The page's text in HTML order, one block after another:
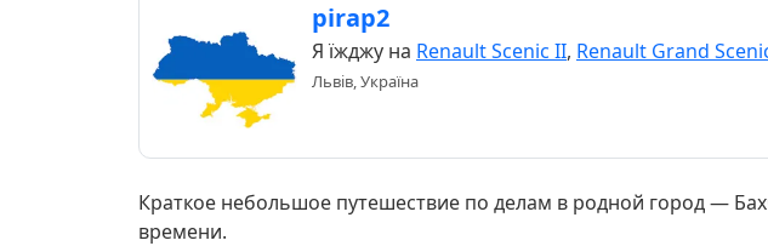
pirap2
Я їжджу на Renault Scenic II, Renault Grand
Львів, Україна
Краткое небольшое путешествие по делам в родной город —
времени.